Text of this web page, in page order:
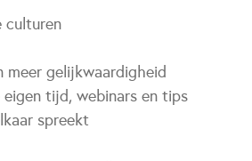
culturen
gelijkwaardigheid
tijd, webinars en tips
spreekt